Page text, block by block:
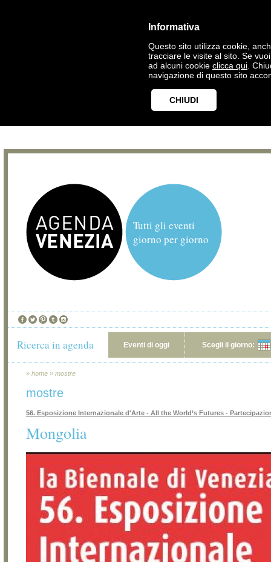
Informativa
Questo sito utilizza cookie,
tracciare le visite al sito. Se
ad alcuni cookie clicca qui .
navigazione di questo sito
CHIUDI
Tutti gli eventi
giorno per giorno
Ricerca in agenda Eventi di oggi Scegli il giorno:
» home » mostre
mostre
56. Esposizione Internazionale d'Arte - All the World’s Futures -
Mongolia